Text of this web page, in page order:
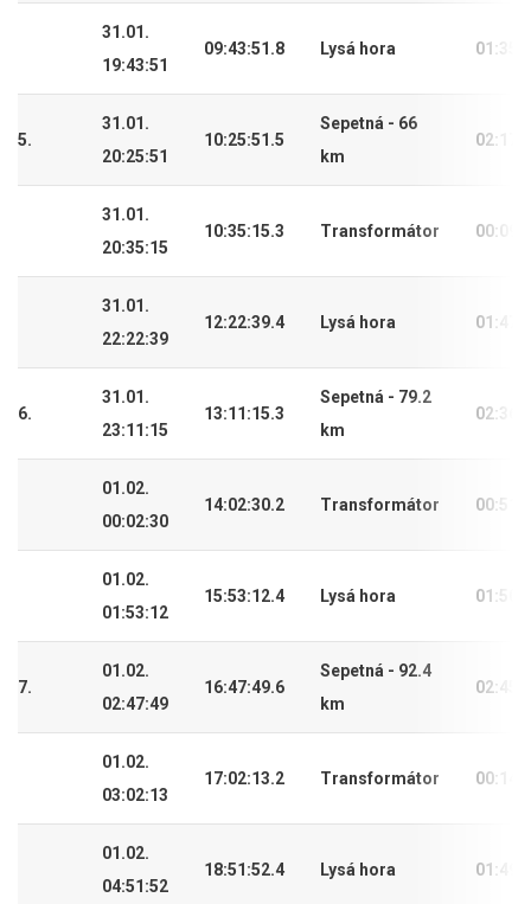
31.01.
19:43:51
09:43:51.8 Lysá hora
5.
31.01.
20:25:51
10:25:51.5
Sepetná - 66
km
31.01.
20:35:15
10:35:15.3 Transformátor
31.01.
22:22:39
12:22:39.4 Lysá hora
6.
31.01.
23:11:15
13:11:15.3
Sepetná - 79.2
km
01.02.
00:02:30
14:02:30.2 Transformátor
01.02.
01:53:12
15:53:12.4 Lysá hora
7.
01.02.
02:47:49
16:47:49.6
Sepetná - 92.4
km
01.02.
03:02:13
17:02:13.2 Transformátor
01.02.
04:51:52
18:51:52.4 Lysá hora